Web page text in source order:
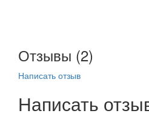
Отзывы (2)
Написать отзыв
Написать